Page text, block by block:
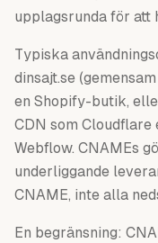
upplagsrunda för att
Typiska
dinsajt.se
en Shopify-butik,
CDN som Cloudflare
Webflow. CNAMEs
underliggande
CNAME, inte alla
En begränsning: